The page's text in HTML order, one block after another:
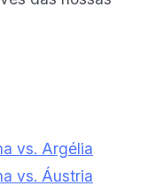
vs. Argélia
vs. Áustria